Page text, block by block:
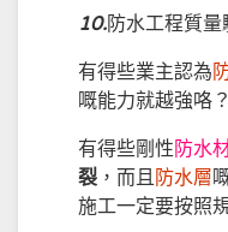
10.防水工程質量
有得些業主認為
嘅能力就越強咯？
有得些剛性防水
裂 ，而且防水層
施工一定要按照